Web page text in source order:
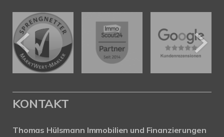
KONTAKT
Thomas Hülsmann Immobilien und Finanzierungen